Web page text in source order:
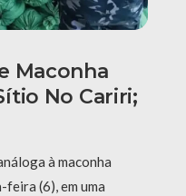
Maconha
No Cariri;
à maconha
(6), em uma